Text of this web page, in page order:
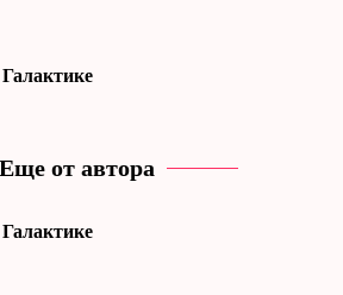
Еще от автора